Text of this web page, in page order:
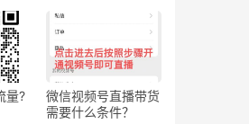
量?
微信视频号直播带货
需要什么条件？